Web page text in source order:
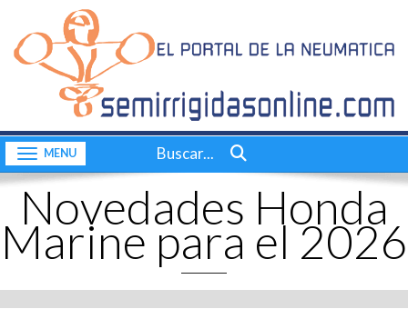
Inicio
CONTACTO
Quiénes somos
Consultas a bordo
Videos
Actualidad
Nuestras pruebas
Motores
Buscar...
Toggle navigation
Novedades Honda
Marine para el 2026